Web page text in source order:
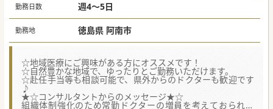
勤務日数 週4～5日
勤務地 徳島県 阿南市
☆地域医療にご興味がある方にオススメです！
☆自然豊かな地域で、ゆったりとご勤務いただけます。
☆赴任手当等も相談可能で、県外からのドクターも歓迎です
♪
★☆コンサルタントからのメッセージ★☆
組織体制強化のため常勤ドクターの増員を考えておられま